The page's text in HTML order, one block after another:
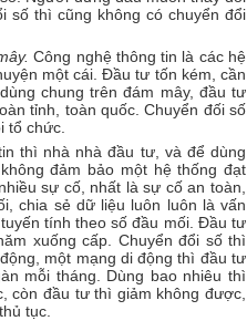
số thì cũng không có chuyển đổi
Công nghệ thông tin là các hệ
một cái. Đầu tư tốn kém, cần
chung trên đám mây, đầu tư
tỉnh, toàn quốc. Chuyển đối số
tổ chức.
thì nhà nhà đầu tư, và để dùng
đảm bảo một hệ thống đạt
sự cố, nhất là sự cố an toàn,
chia sẻ dữ liệu luôn luôn là vấn
tính theo số đầu mối. Đầu tư
xuống cấp. Chuyển đổi số thì
một mạng di động thì đầu tư
mỗi tháng. Dùng bao nhiêu thì
còn đầu tư thì giảm không được,
tục.